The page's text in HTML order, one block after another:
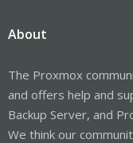
About
The Proxmox
and offers help and
Backup Server, and
We think our